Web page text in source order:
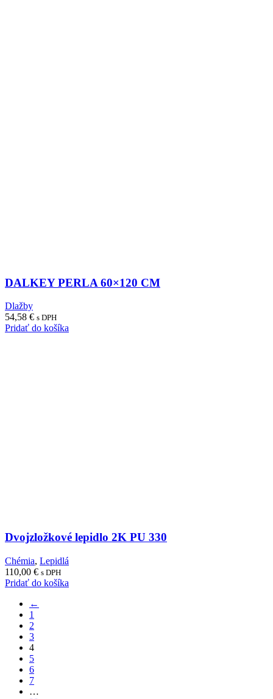
DALKEY PERLA 60×120 CM
Dlažby
54,58 € s DPH
Pridať do košíka
Dvojzložkové lepidlo 2K PU 330
Chémia, Lepidlá
110,00 € s DPH
Pridať do košíka
←
1
2
3
4
5
6
7
…